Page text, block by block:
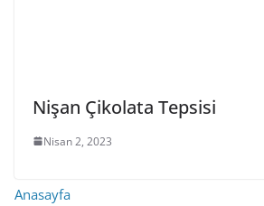
Nişan Çikolata Tepsisi
Nisan 2, 2023
Anasayfa